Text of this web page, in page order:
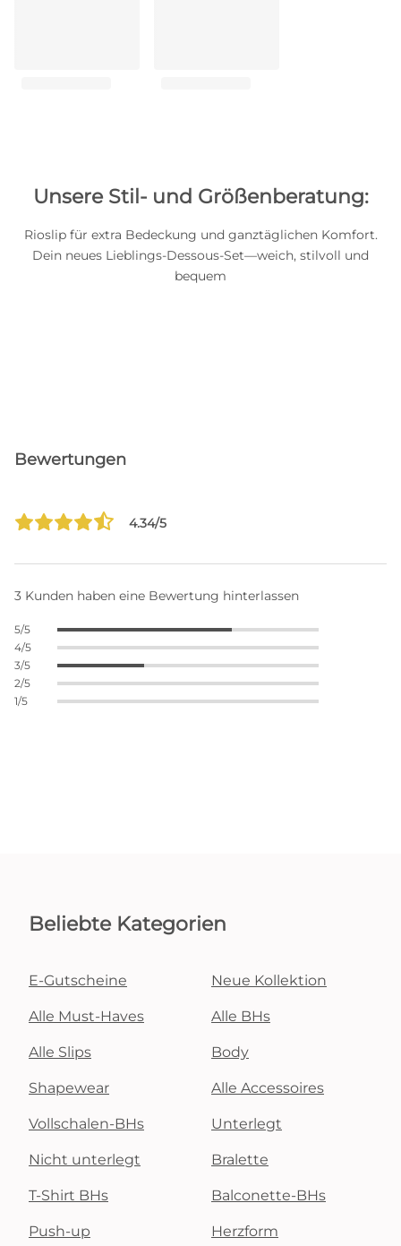
Unsere Stil- und Größenberatung:
Rioslip für extra Bedeckung und ganztäglichen Komfort.
Dein neues Lieblings-Dessous-Set—weich, stilvoll und
bequem
Bewertungen
4.34/5
3 Kunden haben eine Bewertung hinterlassen
5/5
4/5
3/5
2/5
1/5
Beliebte Kategorien
E-Gutscheine Neue Kollektion
Alle Must-Haves Alle BHs
Alle Slips Body
Shapewear Alle Accessoires
Vollschalen-BHs Unterlegt
Nicht unterlegt Bralette
T-Shirt BHs Balconette-BHs
Push-up Herzform